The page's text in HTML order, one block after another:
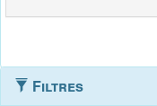
Filtres